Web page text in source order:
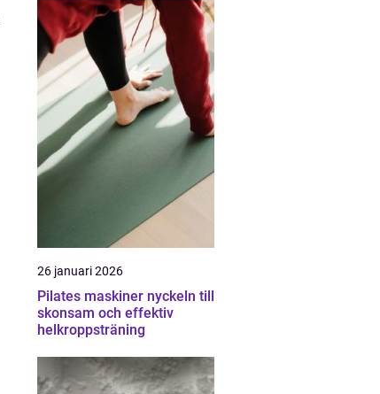
26 januari 2026
Pilates maskiner nyckeln till
skonsam och effektiv
helkroppsträning